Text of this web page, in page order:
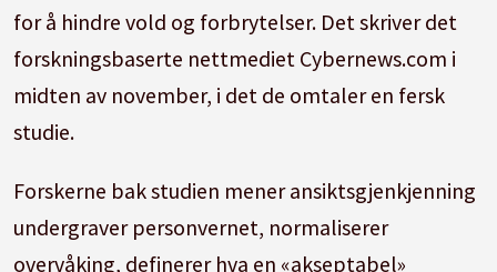
for å hindre vold og forbrytelser. Det skriver det
forskningsbaserte nettmediet Cybernews.com i
midten av november, i det de omtaler en fersk
studie.
Forskerne bak studien mener ansiktsgjenkjenning
undergraver personvernet, normaliserer
overvåking, definerer hva en «akseptabel»